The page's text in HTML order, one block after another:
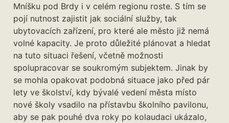
Mníšku pod Brdy i v celém regionu roste. S tím se
pojí nutnost zajistit jak sociální služby, tak
ubytovacích zařízení, pro které ale město již nemá
volné kapacity. Je proto důležité plánovat a hledat
na tuto situaci řešení, včetně možnosti
spolupracovar se soukromým subjektem. Jinak by
se mohla opakovat podobná situace jako před pár
lety ve školství, kdy bývalé vedení města místo
nové školy vsadilo na přístavbu školního pavilonu,
aby se pak pouhé dva roky po kolaudaci ukázalo,